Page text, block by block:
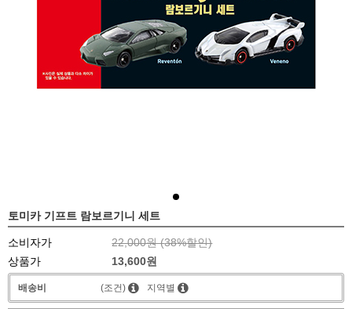
토미카 기프트 람보르기니 세트
소비자가 22,000원 (38%할인)
상품가
13,600원
배송비 (조건) 지역별